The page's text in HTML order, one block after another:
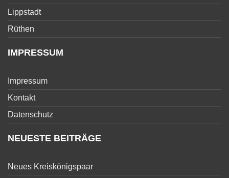
Lippstadt
Rüthen
IMPRESSUM
Impressum
Kontakt
Datenschutz
NEUESTE BEITRÄGE
Neues Kreiskönigspaar